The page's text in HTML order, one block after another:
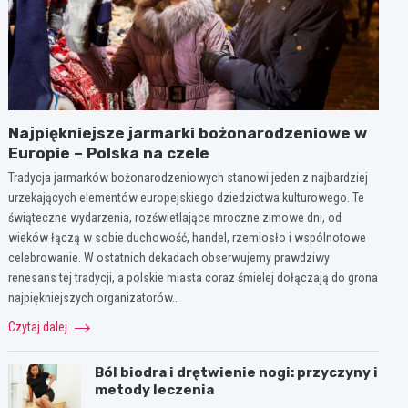
Najpiękniejsze jarmarki bożonarodzeniowe w
Europie – Polska na czele
Tradycja jarmarków bożonarodzeniowych stanowi jeden z najbardziej
urzekających elementów europejskiego dziedzictwa kulturowego. Te
świąteczne wydarzenia, rozświetlające mroczne zimowe dni, od
wieków łączą w sobie duchowość, handel, rzemiosło i wspólnotowe
celebrowanie. W ostatnich dekadach obserwujemy prawdziwy
renesans tej tradycji, a polskie miasta coraz śmielej dołączają do grona
najpiękniejszych organizatorów…
Czytaj dalej
Ból biodra i drętwienie nogi: przyczyny i
metody leczenia